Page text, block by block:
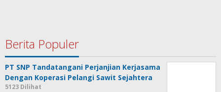
Berita Populer
PT SNP Tandatangani Perjanjian Kerjasama
Dengan Koperasi Pelangi Sawit Sejahtera
5123 Dilihat